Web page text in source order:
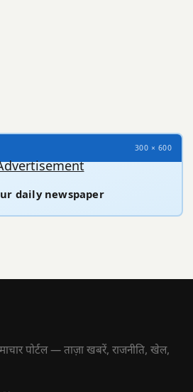
300 × 600
daily newspaper
पोर्टल — ताज़ा खबरें, राजनीति, खेल,